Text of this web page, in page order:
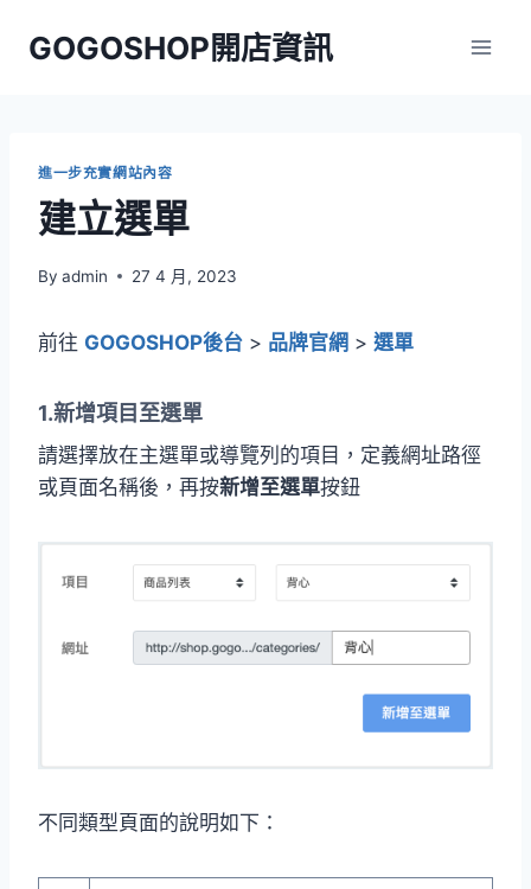
GOGOSHOP開店資訊
進一步充實網站內容
建立選單
By admin 27 4 月, 2023
前往 GOGOSHOP後台 > 品牌官網 > 選單
1.新增項目至選單
請選擇放在主選單或導覽列的項目，定義網址路徑
或頁面名稱後，再按新增至選單按鈕
不同類型頁面的說明如下：